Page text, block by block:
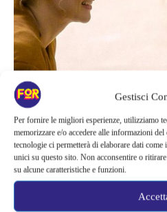
Gestisci
Per fornire le migliori esperienze, utilizziamo
memorizzare e/o accedere alle informazioni
tecnologie ci permetterà di elaborare dati
unici su questo sito. Non acconsentire o
su alcune caratteristiche e funzioni.
La sensazione è più o meno quella
sulla terra, tutto è diverso, ci sono
completamente diversi e, anche
umano di questo pianeta non